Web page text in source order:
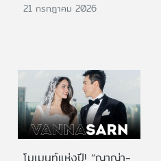
21 กรกฎาคม 2026
โมเมนท์แห่งปี! “ญาญ่า-